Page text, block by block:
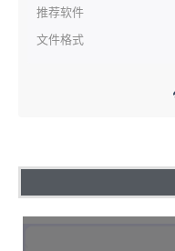
推荐软件
文件格式